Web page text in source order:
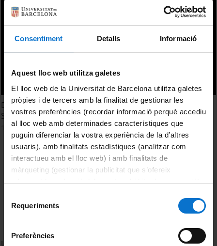
Consentiment Detalls Informació
Aquest lloc web utilitza galetes
El lloc web de la Universitat de Barcelona utilitza galetes
pròpies i de tercers amb la finalitat de gestionar les
vostres preferències (recordar informació perquè accediu
al lloc web amb determinades característiques que
puguin diferenciar la vostra experiència de la d’altres
usuaris), amb finalitats estadístiques (analitzar com
interactueu amb el lloc web) i amb finalitats de
màrqueting (gestionar la publicitat que s’ofereix
adequant-la en funció dels vostres hàbits de navegació).
consultar laPolítica de galetes del lloc web de la
Requeriments
Preferències
Developing a reference model: The Spanish Network of
Sustainable Laboratories
17 Noviembre, 2011